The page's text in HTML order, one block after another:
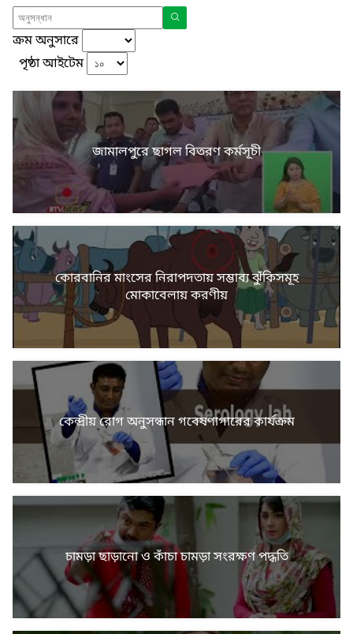
ক্রম অনুসারে
পৃষ্ঠা আইটেম
জামালপুরে ছাগল বিতরণ কর্মসূচী
কোরবানির মাংসের নিরাপদতায় সম্ভাব্য ঝুঁকিসমূহ
মোকাবেলায় করণীয়
কেন্দ্রীয় রোগ অনুসন্ধান গবেষণাগারের কার্যক্রম
চামড়া ছাড়ানো ও কাঁচা চামড়া সংরক্ষণ পদ্ধতি